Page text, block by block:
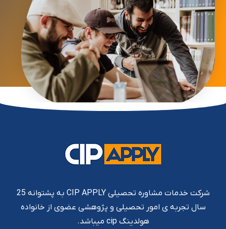
شرکت خدمات مشاوره تحصیلی CIP APPLY به پشتوانه 25
سال تجربه ی امور تحصیلی و پژوهشی عضوی از خانواده
هولدینگ cip میباشد.